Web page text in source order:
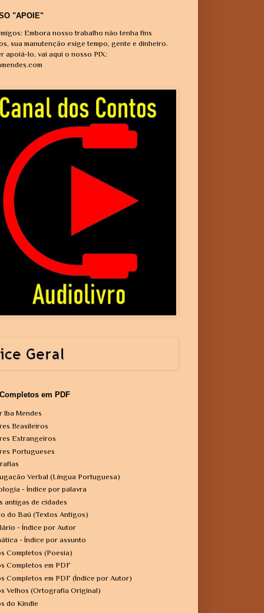
"APOIE"
Embora nosso trabalho não tenha fins
sua manutenção exige tempo, gente e dinheiro.
apoiá-lo, vai aqui o nosso PIX:
em PDF
Iba Mendes
Brasileiros
Estrangeiros
Portugueses
Verbal (Língua Portuguesa)
- Índice por palavra
antigas de cidades
do Baú (Textos Antigos)
- Índice por Autor
- Índice por assunto
Completos (Poesia)
Completos em PDF
Completos em PDF (Índice por Autor)
Velhos (Ortografia Original)
do Kindle